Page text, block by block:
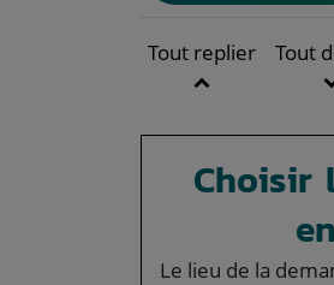
Tout replier Tout
Choisir
Le lieu de la